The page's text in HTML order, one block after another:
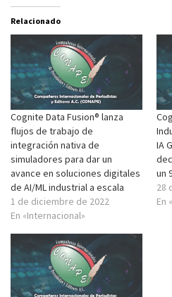
Relacionado
Cognite Data Fusion® lanza
flujos de trabajo de
integración nativa de
simuladores para dar un
avance en soluciones digitales
de AI/ML industrial a escala
1 de diciembre de 2022
En «Internacional»
IA
un
28
En